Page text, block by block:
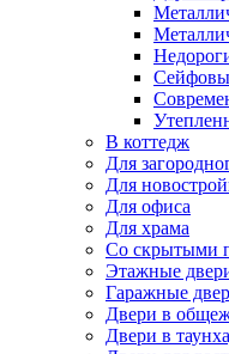
В коттедж
Для
Для
Для офиса
Для храма
Со скрытыми
Этажные
Гаражные
Двери в
Двери в